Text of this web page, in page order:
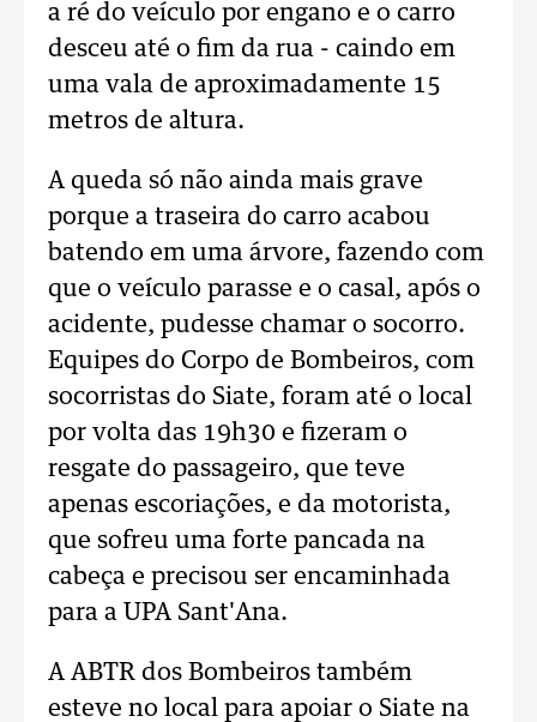
a ré do veículo por engano e o carro
desceu até o fim da rua - caindo em
uma vala de aproximadamente 15
metros de altura.
A queda só não ainda mais grave
porque a traseira do carro acabou
batendo em uma árvore, fazendo com
que o veículo parasse e o casal, após o
acidente, pudesse chamar o socorro.
Equipes do Corpo de Bombeiros, com
socorristas do Siate, foram até o local
por volta das 19h30 e fizeram o
resgate do passageiro, que teve
apenas escoriações, e da motorista,
que sofreu uma forte pancada na
cabeça e precisou ser encaminhada
para a UPA Sant'Ana.
A ABTR dos Bombeiros também
esteve no local para apoiar o Siate na